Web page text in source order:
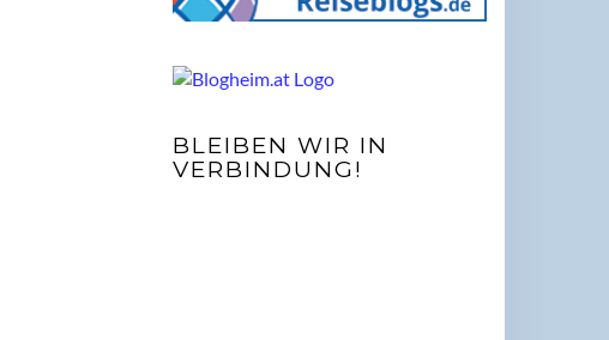
BLEIBEN WIR IN
VERBINDUNG!